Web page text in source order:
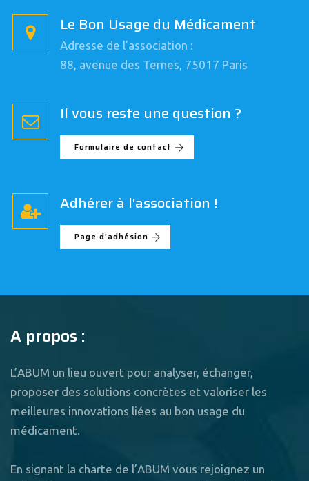
Le Bon Usage du Médicament
Adresse de l’association :
88, avenue des Ternes, 75017 Paris
Il vous reste une question ?
Formulaire de contact
Adhérer à l'association !
Page d'adhésion
A propos :
L’ABUM un lieu ouvert pour analyser, échanger,
proposer des solutions concrètes et valoriser les
meilleures innovations liées au bon usage du
médicament.
En signant la charte de l’ABUM vous rejoignez un